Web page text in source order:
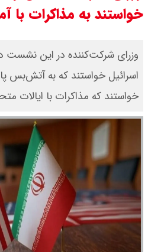
سنتی
دهد؟
بنزین برای
درصد
خواستند به مذاکرات با
وزرای شرکت‌کننده در این نشست در
اسرائیل خواستند که به آتش‌بس
خواستند که مذاکرات با ایالات